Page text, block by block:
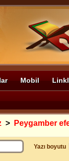
Mobil
> Peygamber
Yazı boyutu